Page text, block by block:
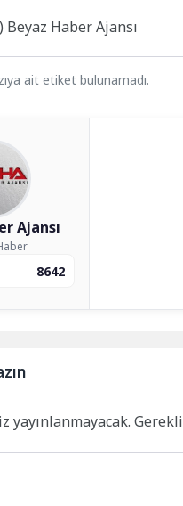
Beyaz Haber Ajansı
ait etiket bulunamadı.
Ajansı
8642
yayınlanmayacak.